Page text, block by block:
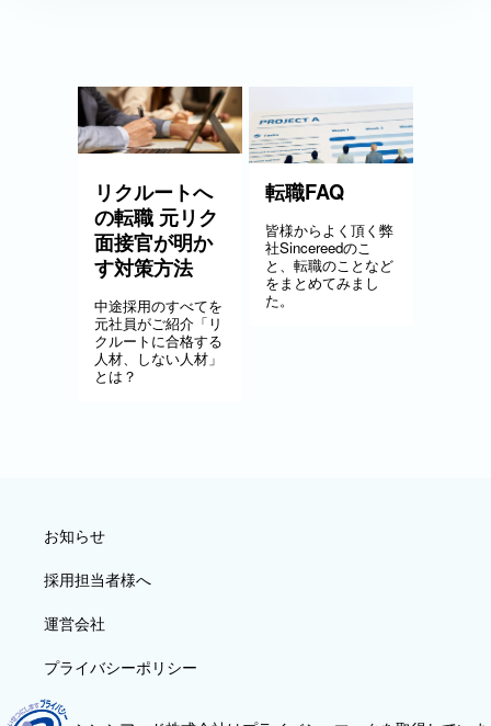
リクルートへ
の転職 元リク
面接官が明か
す対策方法
中途採用のすべてを
元社員がご紹介「リ
クルートに合格する
人材、しない人材」
とは？
転職FAQ
皆様からよく頂く弊
社Sincereedのこ
と、転職のことなど
をまとめてみまし
た。
お知らせ
採用担当者様へ
運営会社
プライバシーポリシー